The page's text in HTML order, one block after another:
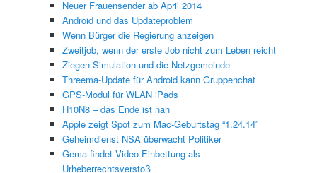
Neuer Frauensender ab April 2014
Android und das Updateproblem
Wenn Bürger die Regierung anzeigen
Zweitjob, wenn der erste Job nicht zum Leben reicht
Ziegen-Simulation und die Netzgemeinde
Threema-Update für Android kann Gruppenchat
GPS-Modul für WLAN iPads
H10N8 – das Ende ist nah
Apple zeigt Spot zum Mac-Geburtstag “1.24.14″
Geheimdienst NSA überwacht Politiker
Gema findet Video-Einbettung als
Urheberrechtsverstoß